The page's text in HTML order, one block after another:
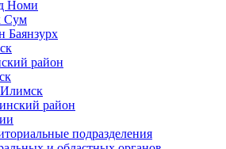
Номи
Сум
Баянзурх
район
Илимск
район
подразделения